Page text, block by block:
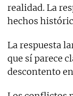
realidad. La
hechos
La respuesta
que sí parece
descontento